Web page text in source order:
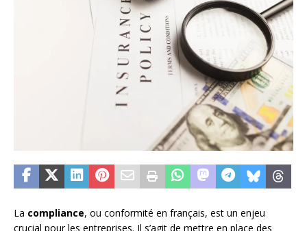
La compliance, ou conformité en français, est un enjeu
crucial pour les entreprises. Il s’agit de mettre en place des